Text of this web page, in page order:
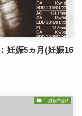
妊娠5ヵ月(妊娠16
妊娠中期2